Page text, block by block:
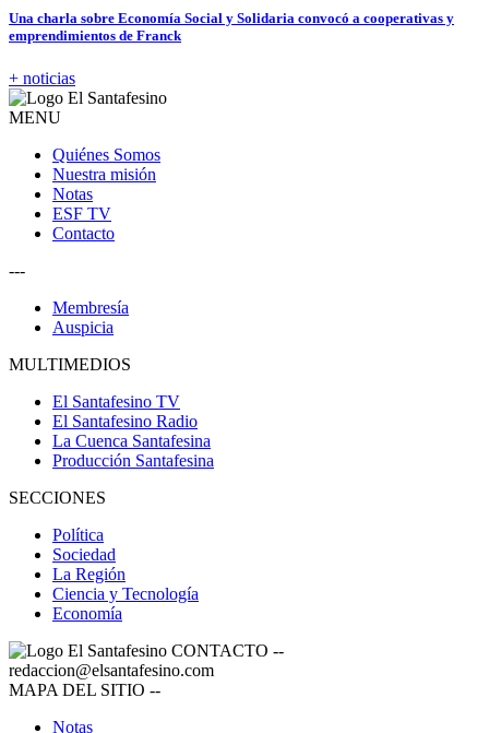
Una charla sobre Economía Social y Solidaria convocó a cooperativas y
emprendimientos de Franck
+ noticias
MENU
Quiénes Somos
Nuestra misión
Notas
ESF TV
Contacto
---
Membresía
Auspicia
MULTIMEDIOS
El Santafesino TV
El Santafesino Radio
La Cuenca Santafesina
Producción Santafesina
SECCIONES
Política
Sociedad
La Región
Ciencia y Tecnología
Economía
CONTACTO --
redaccion@elsantafesino.com
MAPA DEL SITIO --
Notas